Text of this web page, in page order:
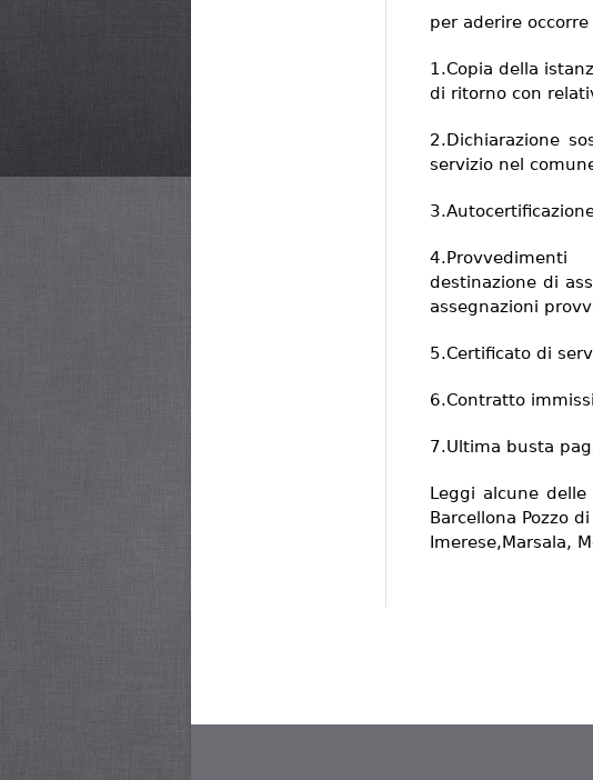
per aderire
1.Copia della
di ritorno con
2.Dichiarazione
servizio nel
destinazione di
assegnazioni
5.Certificato di
6.Contratto
7.Ultima busta
Leggi alcune
Barcellona Pozzo
Imerese,Marsala,